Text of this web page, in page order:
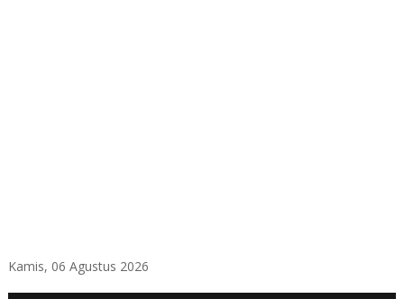
Kamis, 06 Agustus 2026